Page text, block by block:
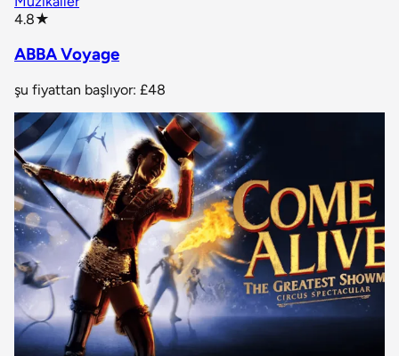
4.8★
ABBA Voyage
şu fiyattan başlıyor: £48